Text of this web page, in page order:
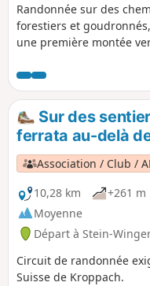
Randonnée sur des
forestiers et
une première montée
de la région des lacs du
(Haidenweiher,
Brinkenweiher,
Par temps clair, on
Montabaur et, au loin,
Les montagnes du
également clairement
clair.
Sur des
ferrata au-delà
Association / Club /
10,28 km
+261 m
Moyenne
Départ à Stein-
Circuit de randonnée
Suisse de Kroppach.